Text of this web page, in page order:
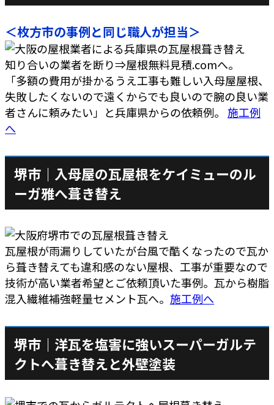
＜枚方市の事例と同じ職人が担当＞
知り合いの業者を断り⇒屋根無料見積.comへ。
「多額の費用が掛かるうえ工事も難しい入母屋屋根、
失敗したくないので遠くからでも良いので腕の良い業
者さんに頼みたい」と兵庫県からの依頼例。 施工例
へ
堺市｜入母屋の瓦屋根をケイミューのル
ーガ雅へ葺き替え
瓦屋根が雨漏りしていたが台風で酷くなったので瓦か
ら葺き替えても違和感のない屋根、工事が重要なので
技術が高い業者希望とご依頼頂いた事例。瓦から樹脂
混入繊維補強軽量セメント瓦へ。 施工例へ
堺市｜洋瓦を塩害に強いスーパーガルテ
クトへ葺き替えと外壁塗装